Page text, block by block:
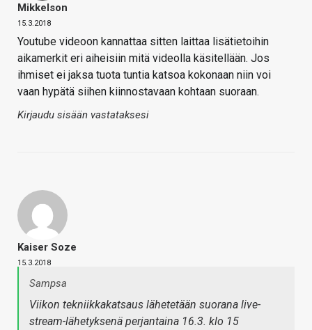
Mikkelson
15.3.2018
Youtube videoon kannattaa sitten laittaa lisätietoihin
aikamerkit eri aiheisiin mitä videolla käsitellään. Jos
ihmiset ei jaksa tuota tuntia katsoa kokonaan niin voi
vaan hypätä siihen kiinnostavaan kohtaan suoraan.
Kirjaudu sisään vastataksesi
Kaiser Soze
15.3.2018
Sampsa
Viikon tekniikkakatsaus lähetetään suorana live-
stream-lähetyksenä perjantaina 16.3. klo 15